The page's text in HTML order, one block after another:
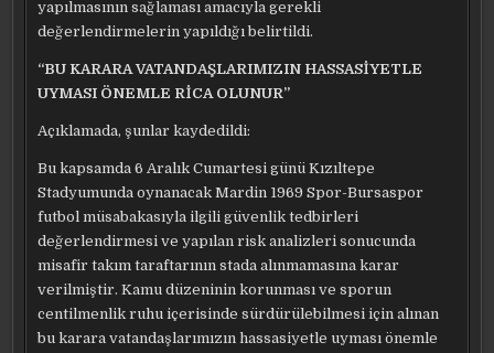
yapılmasının sağlaması amacıyla gerekli
değerlendirmelerin yapıldığı belirtildi.
“BU KARARA VATANDAŞLARIMIZIN HASSASİYETLE
UYMASI ÖNEMLE RİCA OLUNUR”
Açıklamada, şunlar kaydedildi:
Bu kapsamda 6 Aralık Cumartesi günü Kızıltepe
Stadyumunda oynanacak Mardin 1969 Spor-Bursaspor
futbol müsabakasıyla ilgili güvenlik tedbirleri
değerlendirmesi ve yapılan risk analizleri sonucunda
misafir takım taraftarının stada alınmamasına karar
verilmiştir. Kamu düzeninin korunması ve sporun
centilmenlik ruhu içerisinde sürdürülebilmesi için alınan
bu karara vatandaşlarımızın hassasiyetle uyması önemle